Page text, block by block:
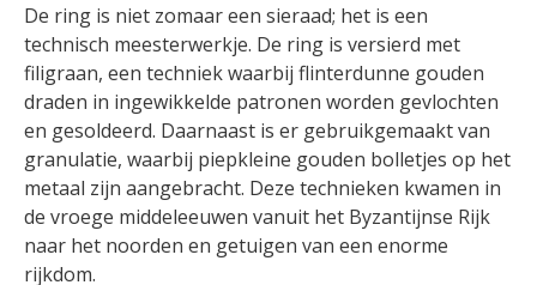
De ring is niet zomaar een sieraad; het is een
technisch meesterwerkje. De ring is versierd met
filigraan, een techniek waarbij flinterdunne gouden
draden in ingewikkelde patronen worden gevlochten
en gesoldeerd. Daarnaast is er gebruikgemaakt van
granulatie, waarbij piepkleine gouden bolletjes op het
metaal zijn aangebracht. Deze technieken kwamen in
de vroege middeleeuwen vanuit het Byzantijnse Rijk
naar het noorden en getuigen van een enorme
rijkdom.